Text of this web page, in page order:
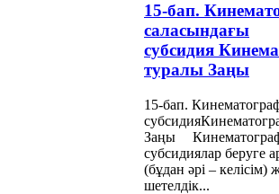
архив қоры
15-бап.
саласындағы
субсидия
туралы Заңы
15-бап.
Заңы
субсидиялар беруге
(бұдан əрі – келісім)
шетелдік...